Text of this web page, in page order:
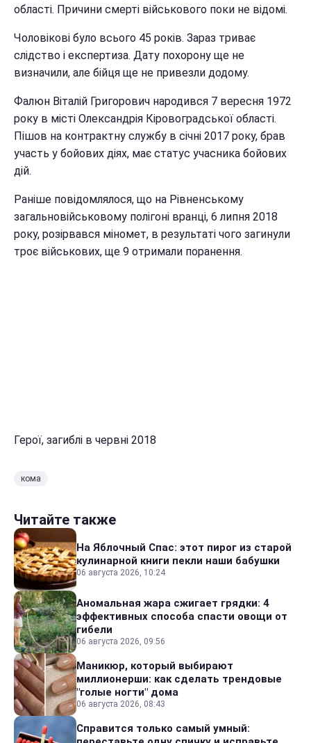
області. Причини смерті військового поки не відомі.
Чоловікові було всього 45 років. Зараз триває
слідство і експертиза. Дату похорону ще не
визначили, але бійця ще не привезли додому.
Фалюн Віталій Григорович народився 7 вересня 1972
року в місті Олександрія Кіровоградської області.
Пішов на контрактну службу в січні 2017 року, брав
участь у бойових діях, має статус учасника бойових
дій.
Раніше повідомлялося, що на Рівненському
загальновійськовому полігоні вранці, 6 липня 2018
року, розірвався міномет, в результаті чого загинули
троє військових, ще 9 отримали поранення.
Герої, загиблі в червні 2018
кома
Читайте также
На Яблочный Спас: этот пирог из старой
кулинарной книги пекли наши бабушки
06 августа 2026, 10:24
Аномальная жара сжигает грядки: 4
эффективных способа спасти овощи от
гибели
06 августа 2026, 09:56
Маникюр, который выбирают
миллионерши: как сделать трендовые
"голые ногти" дома
06 августа 2026, 08:43
Справится только самый умный: